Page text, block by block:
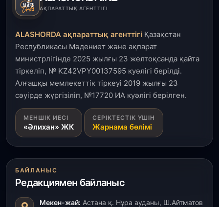
АҚПАРАТТЫҚ АГЕНТТІГІ
ALASHORDA ақпараттық агенттігі Қазақстан
Республикасы Мәдениет және ақпарат
министрлігінде 2025 жылғы 23 желтоқсанда қайта
тіркеліп, № KZ42VPY00137595 куәлігі берілді.
Алғашқы мемлекеттік тіркеуі 2019 жылғы 23
сәуірде жүргізіліп, №17720 ИА куәлігі берілген.
МЕНШІК ИЕСІ
«Әлихан» ЖК
СЕРІКТЕСТІК ҮШІН
Жарнама бөлімі
БАЙЛАНЫС
Редакциямен байланыс
Мекен-жай: Астана қ. Нұра ауданы, Ш.Айтматов